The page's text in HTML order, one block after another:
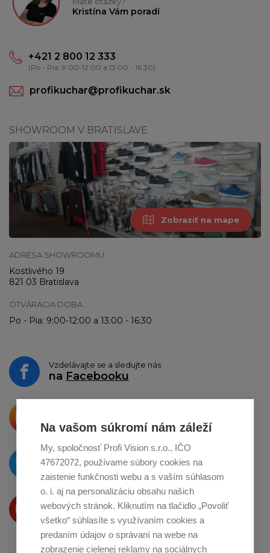
Na vašom súkromí nám záleží
My, spoločnosť Profi Vision s.r.o., IČO
47672072, používame súbory cookies na
zaistenie funkčnosti webu a s vaším súhlasom
o. i. aj na personalizáciu obsahu našich
webových stránok. Kliknutím na tlačidlo „Povoliť
všetko“ súhlasíte s využívaním cookies a
predaním údajov o správaní na webe na
zobrazenie cielenej reklamy na sociálnych
Kristína Vám poradí
+421 2 800 12 333
(Po - Pia: 9:00-12:00 a 13:00 - 16:30)
profikuchar@profikuchar.sk
SHOWROOM V BRATISLAVE
Zobraziť na mape
ADRESA SHOWROOMU
Kostlivého 19
821 03 Bratislava
OTVÁRACIA DOBA
Po - Pia: 9:00-12:00 a 13:00 - 16:30
Vzdelávajte se a sledujte nás
na Facebooku
o zdieľanie naInstagrame
O novinkách píšeme
naTwitteri
Produkty Vám predstavujeme
na Youtube